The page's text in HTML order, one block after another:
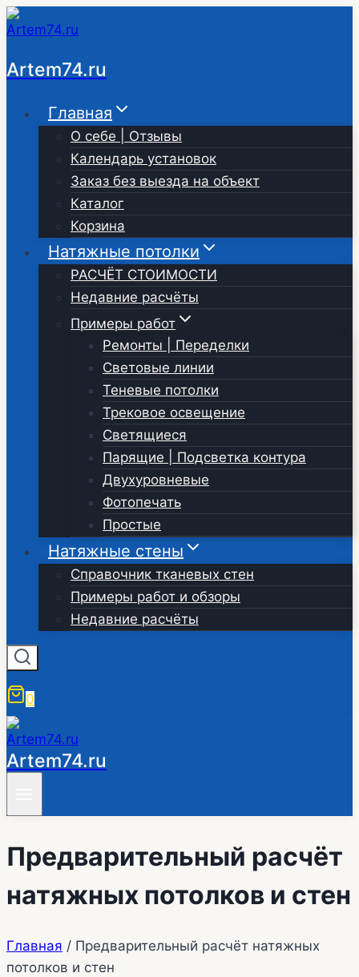
Перейти
к
содержимому
Artem74.ru
Главная
О себе | Отзывы
Календарь установок
Заказ без выезда на объект
Каталог
Корзина
Натяжные потолки
РАСЧЁТ СТОИМОСТИ
Недавние расчёты
Примеры работ
Ремонты | Переделки
Световые линии
Теневые потолки
Трековое освещение
Светящиеся
Парящие | Подсветка контура
Двухуровневые
Фотопечать
Простые
Натяжные стены
Справочник тканевых стен
Примеры работ и обзоры
Недавние расчёты
0
Artem74.ru
Предварительный расчёт
натяжных потолков и стен
Главная / Предварительный расчёт натяжных
потолков и стен